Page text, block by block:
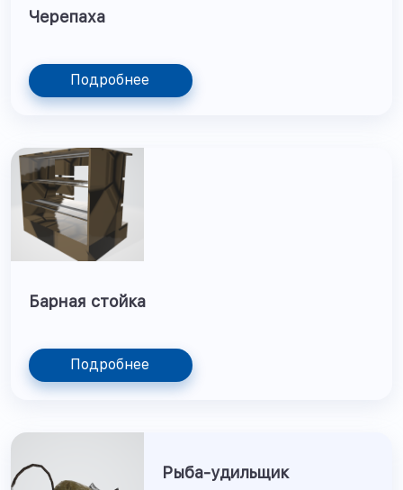
Черепаха
Подробнее
Барная стойка
Подробнее
Рыба-удильщик